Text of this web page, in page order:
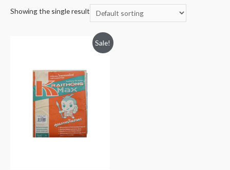
Showing the single result
Sale!